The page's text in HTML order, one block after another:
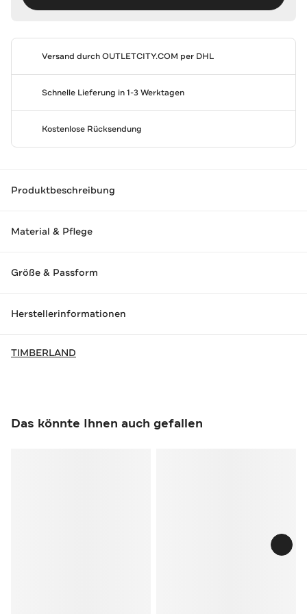
Versand durchOUTLETCITY.COM per DHL
Schnelle Lieferung in 1-3 Werktagen
Kostenlose Rücksendung
Produktbeschreibung
Material & Pflege
Größe & Passform
Herstellerinformationen
TIMBERLAND
Das könnte Ihnen auch gefallen